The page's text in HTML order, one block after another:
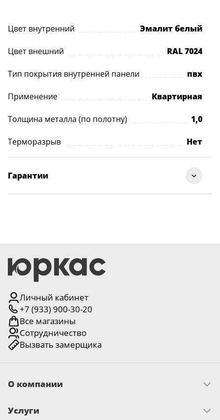
Цвет внутренний Эмалит белый
Цвет внешний RAL 7024
Тип покрытия внутренней панели пвх
Применение Квартирная
Толщина металла (по полотну) 1,0
Терморазрыв Нет
Гарантии
Личный кабинет
+7 (933) 900-30-20
Все магазины
Сотрудничество
Вызвать замерщика
О компании
Миссия и ценности
Услуги